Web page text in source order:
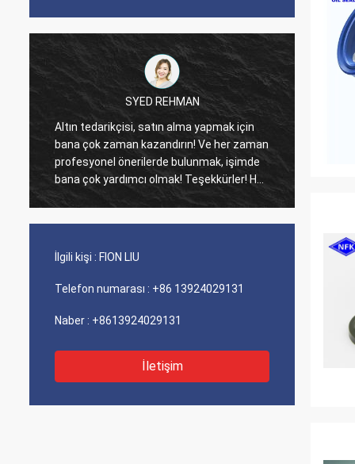
SYED REHMAN
Altın tedarikçisi, satın alma yapmak için
bana çok zaman kazandırın! Ve her zaman
profesyonel önerilerde bulunmak, işimde
bana çok yardımcı olmak! Teşekkürler! Her
şey en iyi sırada, kaliteli mallar, hızlı
kaliteli görünüyor ve satın almak için
compnay ile iletişime geçecek Daha fazla
İlgili kişi : FION LIU
Telefon numarası : +86 13924029131
Naber : +8613924029131
İletişim